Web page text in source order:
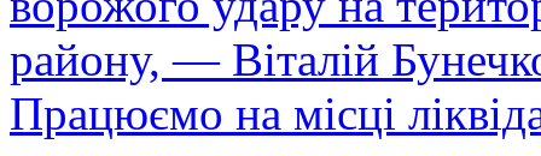
Працюємо на місці